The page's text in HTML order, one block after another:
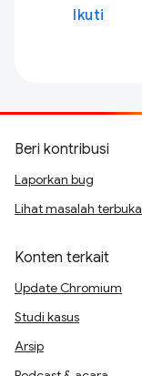
Ikuti
Beri kontribusi
Laporkan bug
Lihat masalah terbuka
Konten terkait
Update Chromium
Studi kasus
Arsip